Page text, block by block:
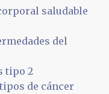
saludable
del
tipo 2
de cáncer